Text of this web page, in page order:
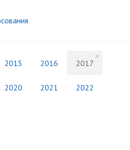
2015 2016 2017
2020 2021 2022